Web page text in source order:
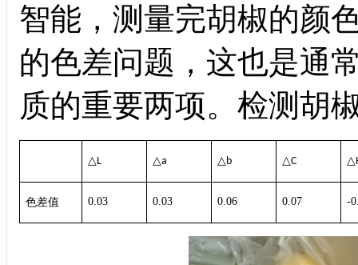
智能，测量完胡椒的颜
的色差问题，这也是通
质的重要两项。检测胡
△ L △a △ b △C △
色差值 0.03 0.03 0.06 0.07 -